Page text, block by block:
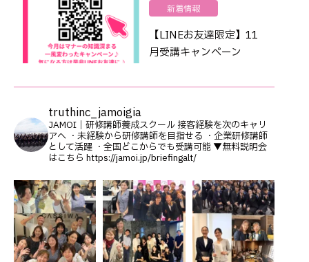
新着情報
【LINEお友達限定】11
月受講キャンペーン
truthinc_jamoigia
JAMOI｜研修講師養成スクール 接客経験を次のキャリ
アへ ・未経験から研修講師を目指せる ・企業研修講師
として活躍 ・全国どこからでも受講可能 ▼無料説明会
はこちら https://jamoi.jp/briefingalt/